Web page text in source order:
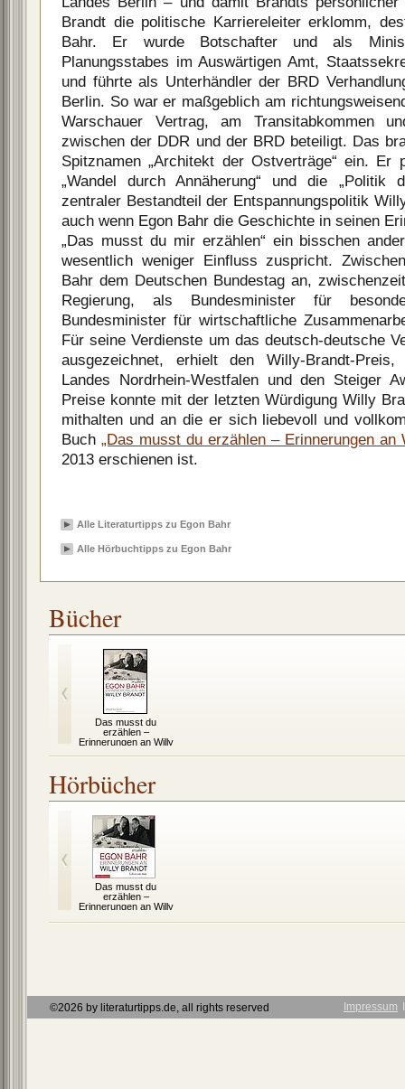
Brandt die politische Karriereleiter erklomm,
Bahr. Er wurde Botschafter und als
Planungsstabes im Auswärtigen Amt,
und führte als Unterhändler der BRD
Berlin. So war er maßgeblich am
Warschauer Vertrag, am Transitabkommen
zwischen der DDR und der BRD beteiligt. Das
Spitznamen „Architekt der Ostverträge“ ein. Er
„Wandel durch Annäherung“ und die „Politik
zentraler Bestandteil der Entspannungspolitik
auch wenn Egon Bahr die Geschichte in seinen
„Das musst du mir erzählen“ ein bisschen
wesentlich weniger Einfluss zuspricht.
Bahr dem Deutschen Bundestag an,
Regierung, als Bundesminister für
Bundesminister für wirtschaftliche
Für seine Verdienste um das deutsch-deutsche
ausgezeichnet, erhielt den Willy-Brandt-
Landes Nordrhein-Westfalen und den Steiger
Preise konnte mit der letzten Würdigung Willy
mithalten und an die er sich liebevoll und
Buch „Das musst du erzählen – Erinnerungen an
2013 erschienen ist.
Alle Literaturtipps zu Egon Bahr
Alle Hörbuchtipps zu Egon Bahr
Bücher
Das musst du
erzählen –
Erinnerungen an Willy
Hörbücher
Das musst du
erzählen –
Erinnerungen an Willy
©2026 by literaturtipps.de, all rights reserved Impressum